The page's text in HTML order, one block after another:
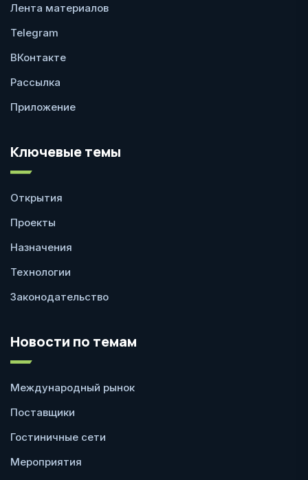
Лента материалов
Telegram
ВКонтакте
Рассылка
Приложение
Ключевые темы
Открытия
Проекты
Назначения
Технологии
Законодательство
Новости по темам
Международный рынок
Поставщики
Гостиничные сети
Мероприятия